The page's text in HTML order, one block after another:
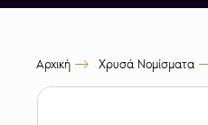
Αρχική Χρυσά Νομίσματα